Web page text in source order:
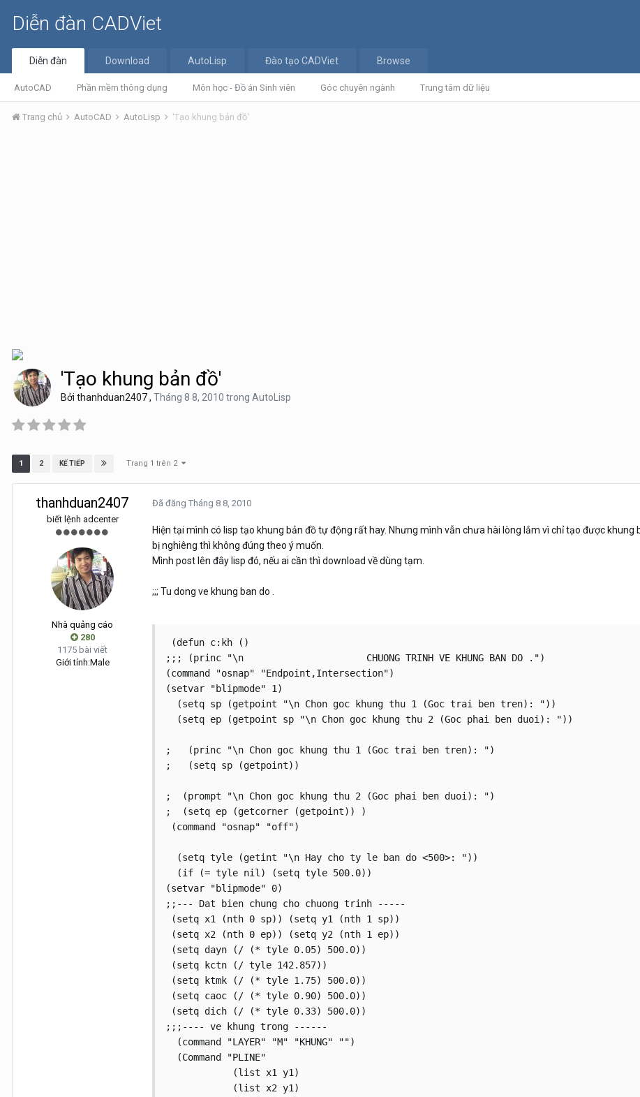
Diễn đàn CADViet
Diễn đàn
AutoCAD Phần mềm thông dụng Môn học - Đồ án Sinh viên Góc chuyên ngành Trung tâm dữ liệu
Download AutoLisp Đào tạo CADViet Browse
Trang chủ AutoCAD AutoLisp 'Tạo khung bản đồ'
'Tạo khung bản đồ'
Bởi thanhduan2407, Tháng 8 8, 2010 trong AutoLisp
1 2 KẾ TIẾP Trang 1 trên 2
thanhduan2407
biết lệnh adcenter
Nhà quảng cáo
280
1175 bài viết
Giới tính:Male
Đã đăng Tháng 8 8, 2010
Hiện tại mình có lisp tạo khung bản đồ tự động rất hay. Nhưng mình vẫn chưa hài lòng lắm vì chỉ tạo được
bị nghiêng thì không đúng theo ý muốn.
Mình post lên đây lisp đó, nếu ai cần thì download về dùng tạm.
;;; Tu dong ve khung ban do .
(defun c:kh ()
;;; (princ "\n                      CHUONG TRINH VE KHUNG BAN DO .")
(command "osnap" "Endpoint,Intersection")
(setvar "blipmode" 1)
  (setq sp (getpoint "\n Chon goc khung thu 1 (Goc trai ben tren): "))
  (setq ep (getpoint sp "\n Chon goc khung thu 2 (Goc phai ben duoi): "))
;   (princ "\n Chon goc khung thu 1 (Goc trai ben tren): ")
;   (setq sp (getpoint))
;  (prompt "\n Chon goc khung thu 2 (Goc phai ben duoi): ")
;  (setq ep (getcorner (getpoint)) )
(command "osnap" "off")
  (setq tyle (getint "\n Hay cho ty le ban do <500>: "))
  (if (= tyle nil) (setq tyle 500.0))
(setvar "blipmode" 0)
;;--- Dat bien chung cho chuong trinh -----
(setq x1 (nth 0 sp)) (setq y1 (nth 1 sp))
(setq x2 (nth 0 ep)) (setq y2 (nth 1 ep))
(setq dayn (/ (* tyle 0.05) 500.0))
(setq kctn (/ tyle 142.857))
(setq ktmk (/ (* tyle 1.75) 500.0))
(setq caoc (/ (* tyle 0.90) 500.0))
(setq dich (/ (* tyle 0.33) 500.0))
;;;---- ve khung trong ------
  (command "LAYER" "M" "KHUNG" "")
  (Command "PLINE"
            (list x1 y1)
            (list x2 y1)